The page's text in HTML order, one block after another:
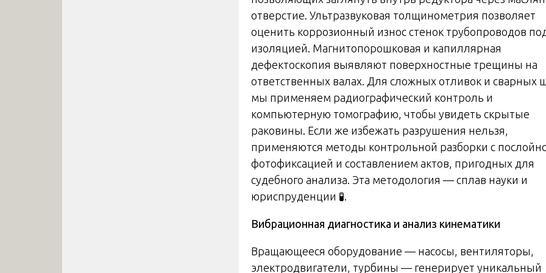
отверстие. Ультразвуковая толщинометрия позволяет
оценить коррозионный износ стенок трубопроводов
изоляцией. Магнитопорошковая и капиллярная
дефектоскопия выявляют поверхностные трещины на
ответственных валах. Для сложных отливок и сварных
мы применяем радиографический контроль и
компьютерную томографию, чтобы увидеть скрытые
раковины. Если же избежать разрушения нельзя,
применяются методы контрольной разборки с
фотофиксацией и составлением актов, пригодных для
судебного анализа. Эта методология — сплав науки и
юриспруденции 🧪.
Вибрационная диагностика и анализ кинематики
Вращающееся оборудование — насосы, вентиляторы,
электродвигатели, турбины — генерирует уникальный